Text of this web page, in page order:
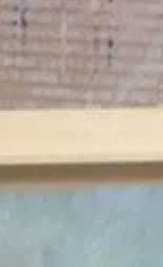
Neuigkeiten aus meinem Atelier